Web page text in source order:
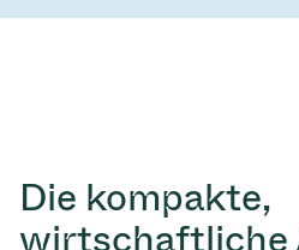
Die kompakte,
wirtschaftliche